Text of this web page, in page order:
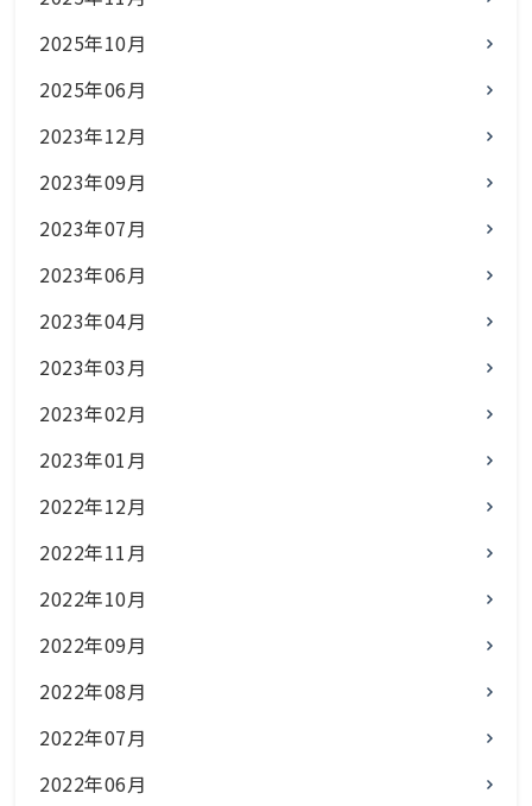
2025年10月
2025年06月
2023年12月
2023年09月
2023年07月
2023年06月
2023年04月
2023年03月
2023年02月
2023年01月
2022年12月
2022年11月
2022年10月
2022年09月
2022年08月
2022年07月
2022年06月